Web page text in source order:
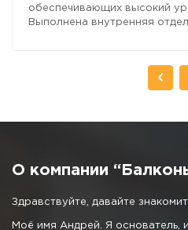
обеспечивающих высокий
Выполнена внутренняя
О компании
Здравствуйте, давайте
Моё имя Андрей. Я основатель,